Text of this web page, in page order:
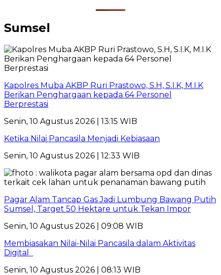
Sumsel
Kapolres Muba AKBP Ruri Prastowo, S.H, S.I.K, M.I.K
Berikan Penghargaan kepada 64 Personel
Berprestasi
Senin, 10 Agustus 2026 | 13:15 WIB
Ketika Nilai Pancasila Menjadi Kebiasaan
Senin, 10 Agustus 2026 | 12:33 WIB
Pagar Alam Tancap Gas Jadi Lumbung Bawang Putih
Sumsel, Target 50 Hektare untuk Tekan Impor
Senin, 10 Agustus 2026 | 09:08 WIB
Membiasakan Nilai-Nilai Pancasila dalam Aktivitas
Digital
Senin, 10 Agustus 2026 | 08:13 WIB